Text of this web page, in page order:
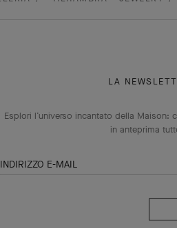
LA
Esplori l’universo incantato della
in anteprima
INDIRIZZO E-MAIL